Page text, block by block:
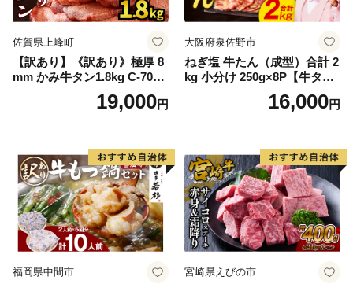
佐賀県上峰町
【訳あり】《訳あり》極厚 8
mm かみ牛タン1.8kg C-709-
19,000円
大阪府泉佐野市
ねぎ塩 牛たん（成型）合計 2
kg 小分け 250g×8P【牛タン
牛肉 焼肉用 薄切り 訳あり サ
16,000円
福岡県中間市 宮崎県えびの市